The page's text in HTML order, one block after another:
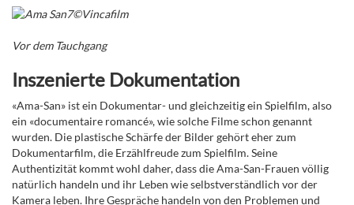
Vor dem Tauchgang
Inszenierte Dokumentation
«Ama-San» ist ein Dokumentar- und gleichzeitig ein Spielfilm, also
ein «documentaire romancé», wie solche Filme schon genannt
wurden. Die plastische Schärfe der Bilder gehört eher zum
Dokumentarfilm, die Erzählfreude zum Spielfilm. Seine
Authentizität kommt wohl daher, dass die Ama-San-Frauen völlig
natürlich handeln und ihr Leben wie selbstverständlich vor der
Kamera leben. Ihre Gespräche handeln von den Problemen und